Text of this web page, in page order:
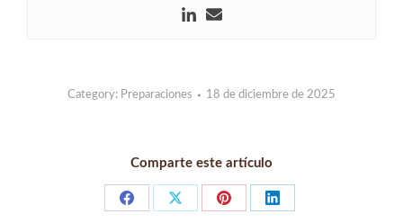
Category: Preparaciones 18 de diciembre de 2025
Comparte este artículo
Share
Share
Share
Share